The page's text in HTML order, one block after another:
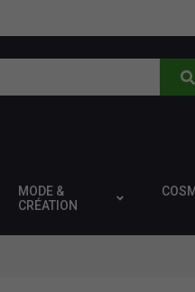
MODE &
CRÉATION